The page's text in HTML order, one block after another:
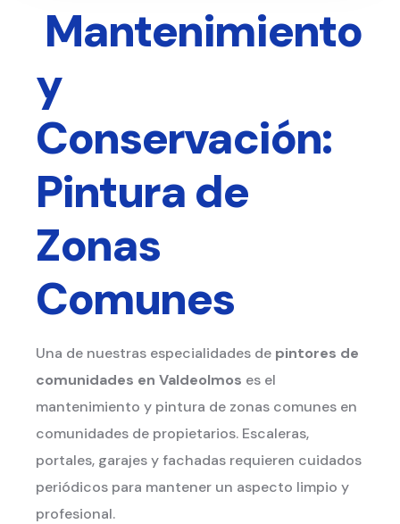
Mantenimiento
y
Conservación:
Pintura de
Zonas
Comunes
Una de nuestras especialidades de pintores de
comunidades en Valdeolmos es el
mantenimiento y pintura de zonas comunes en
comunidades de propietarios. Escaleras,
portales, garajes y fachadas requieren cuidados
periódicos para mantener un aspecto limpio y
profesional.